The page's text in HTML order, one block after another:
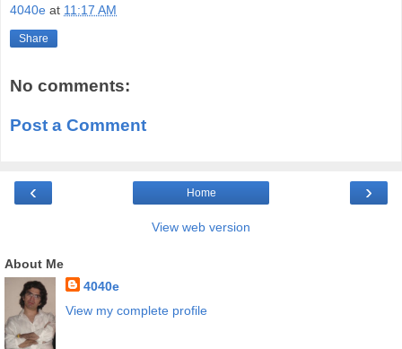
4040e at 11:17 AM
Share
No comments:
Post a Comment
‹ ›
Home
View web version
About Me
4040e
View my complete profile